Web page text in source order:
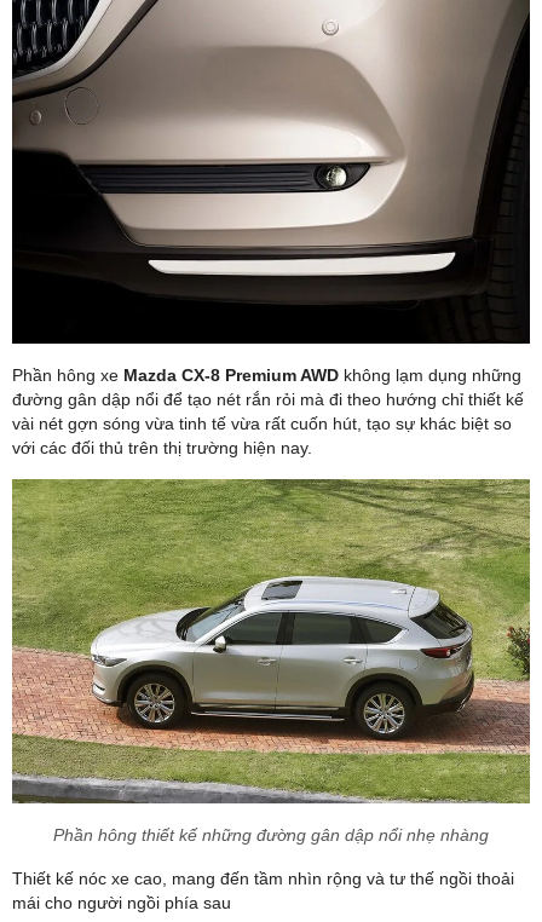
Phần hông xe Mazda CX-8 Premium AWD không lạm dụng những
đường gân dập nổi để tạo nét rắn rỏi mà đi theo hướng chỉ thiết kế
vài nét gợn sóng vừa tinh tế vừa rất cuốn hút, tạo sự khác biệt so
với các đối thủ trên thị trường hiện nay.
Phần hông thiết kế những đường gân dập nổi nhẹ nhàng
Thiết kế nóc xe cao, mang đến tầm nhìn rộng và tư thế ngồi thoải
mái cho người ngồi phía sau